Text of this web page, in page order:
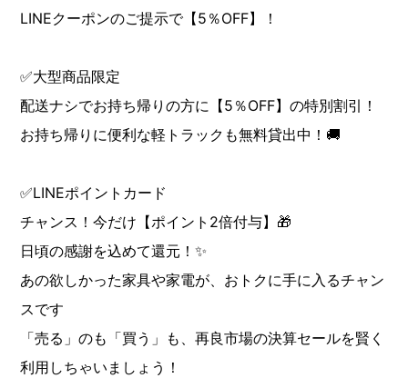
LINEクーポンのご提示で【5％OFF】！
✅大型商品限定
配送ナシでお持ち帰りの方に【5％OFF】の特別割引！
お持ち帰りに便利な軽トラックも無料貸出中！🚚
✅LINEポイントカード
チャンス！今だけ【ポイント2倍付与】🎁
日頃の感謝を込めて還元！✨
あの欲しかった家具や家電が、おトクに手に入るチャン
スです
「売る」のも「買う」も、再良市場の決算セールを賢く
利用しちゃいましょう！